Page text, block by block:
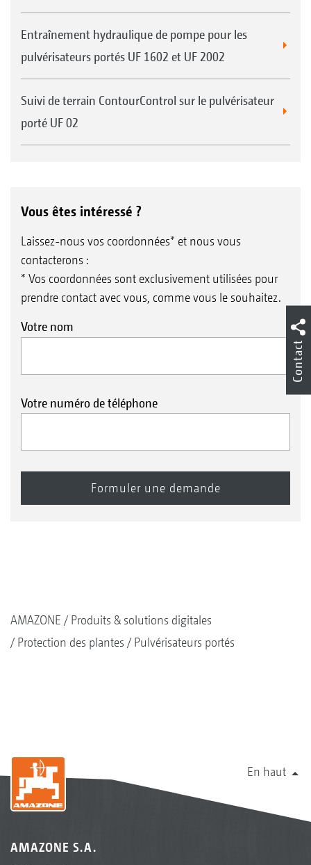
Entraînement hydraulique de pompe pour les
pulvérisateurs portés UF 1602 et UF 2002
Suivi de terrain ContourControl sur le pulvérisateur
porté UF 02
Vous êtes intéressé ?
Laissez-nous vos coordonnées* et nous vous
contacterons :
* Vos coordonnées sont exclusivement utilisées pour
prendre contact avec vous, comme vous le souhaitez.
Votre nom
Votre numéro de téléphone
AMAZONE
Produits & solutions digitales
Protection des plantes
Pulvérisateurs portés
En haut
AMAZONE S.A.
Contact